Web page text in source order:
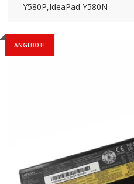
Y580P,IdeaPad Y580N
ANGEBOT!